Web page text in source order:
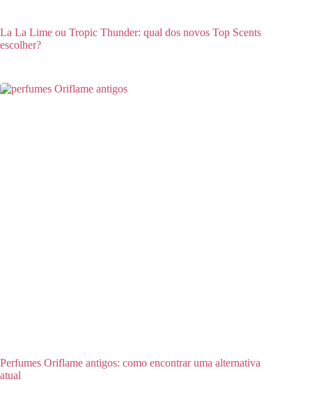
La La Lime ou Tropic Thunder: qual dos novos Top Scents
escolher?
Perfumes Oriflame antigos: como encontrar uma alternativa
atual